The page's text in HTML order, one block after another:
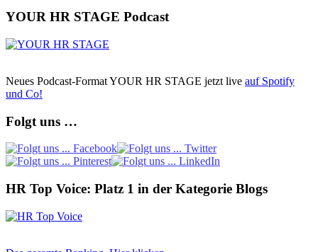
YOUR HR STAGE Podcast
Neues Podcast-Format YOUR HR STAGE jetzt live auf Spotify
und Co!
Folgt uns …
HR Top Voice: Platz 1 in der Kategorie Blogs